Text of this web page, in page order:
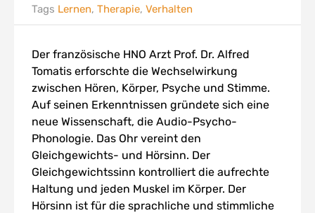
Tags Lernen, Therapie, Verhalten
Der französische HNO Arzt Prof. Dr. Alfred
Tomatis erforschte die Wechselwirkung
zwischen Hören, Körper, Psyche und Stimme.
Auf seinen Erkenntnissen gründete sich eine
neue Wissenschaft, die Audio-Psycho-
Phonologie. Das Ohr vereint den
Gleichgewichts- und Hörsinn. Der
Gleichgewichtssinn kontrolliert die aufrechte
Haltung und jeden Muskel im Körper. Der
Hörsinn ist für die sprachliche und stimmliche